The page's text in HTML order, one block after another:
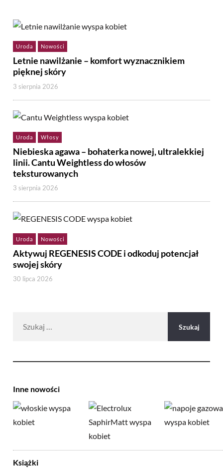
Uroda Nowości
Letnie nawilżanie – komfort wyznacznikiem
pięknej skóry
3 sierpnia 2026
Uroda Włosy
Niebieska agawa – bohaterka nowej, ultralekkiej
linii. Cantu Weightless do włosów
teksturowanych
3 sierpnia 2026
Uroda Nowości
Aktywuj REGENESIS CODE i odkoduj potencjał
swojej skóry
30 lipca 2026
Inne nowości
Książki